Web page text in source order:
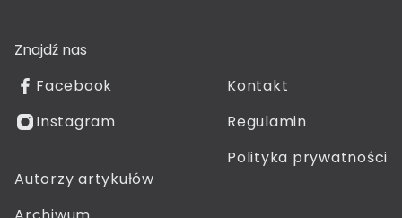
Znajdź nas
Facebook
Instagram
Kontakt
Regulamin
Polityka prywatności
Autorzy artykułów